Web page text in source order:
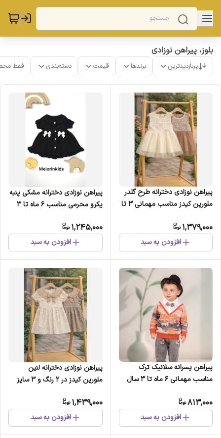
بلوز، پیراهن نوزادی
پربازدیدترین برندها قیمت دسته‌بندی فقط
پیراهن نوزادی دخترانه طرح گلدر
ملورین کیدز مناسب مهمانی 3 تا
1,379,000
افزودن به سبد
پیراهن نوزادی دخترانه مشکی پنبه
یکرو محرمی مناسب 6 ماه تا 3
1,245,000
افزودن به سبد
پیراهن پسرانه سلانیک ترک
مناسب مهمانی 6 ماه تا 3 سال
813,000
افزودن به سبد
پیراهن نوزادی دخترانه لنین
ملورین کیدز در 2 رنگ و 3 سایز
1,439,000
افزودن به سبد